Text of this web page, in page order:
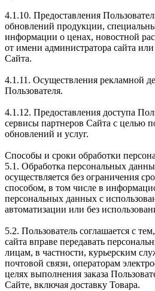
4.1.10. Предоставления
обновлений продукции,
информации о ценах, новостной
от имени администратора сайта
Сайта.
4.1.11. Осуществления рекламной
Пользователя.
4.1.12. Предоставления доступа
сервисы партнеров Сайта с целью
обновлений и услуг.
Способы и сроки обработки
5.1. Обработка персональных
осуществляется без ограничения
способом, в том числе в
персональных данных с
автоматизации или без
5.2. Пользователь соглашается с
сайта вправе передавать
лицам, в частности, курьерским
почтовой связи, операторам
целях выполнения заказа
Сайте, включая доставку Товара.